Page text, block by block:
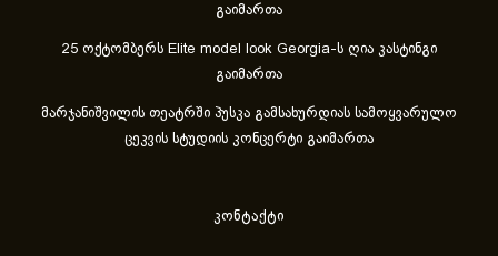
გაიმართა
25 ოქტომბერს Elite model look Georgia-ს ღია კასტინგი
გაიმართა
მარჯანიშვილის თეატრში პუსკა გამსახურდიას სამოყვარულო
ცეკვის სტუდიის კონცერტი გაიმართა
კონტაქტი